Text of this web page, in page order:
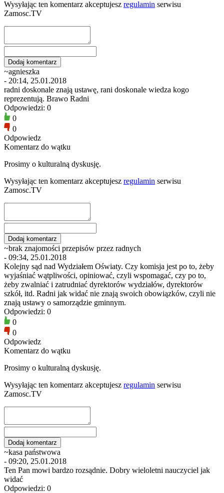
Wysyłając ten komentarz akceptujesz regulamin serwisu
Zamosc.TV
~agnieszka
- 20:14, 25.01.2018
radni doskonale znają ustawę, rani doskonale wiedza kogo
reprezentują. Brawo Radni
Odpowiedzi: 0
0
0
Odpowiedz
Komentarz do wątku
Prosimy o kulturalną dyskusję.
Wysyłając ten komentarz akceptujesz regulamin serwisu
Zamosc.TV
~brak znajomości przepisów przez radnych
- 09:34, 25.01.2018
Kolejny sąd nad Wydziałem Oświaty. Czy komisja jest po to, żeby
wyjaśniać wątpliwości, opiniować, czyli wspomagać, czy po to,
żeby zwalniać i zatrudniać dyrektorów wydziałów, dyrektorów
szkół, itd. Radni jak widać nie znają swoich obowiązków, czyli nie
znają ustawy o samorządzie gminnym.
Odpowiedzi: 0
0
0
Odpowiedz
Komentarz do wątku
Prosimy o kulturalną dyskusję.
Wysyłając ten komentarz akceptujesz regulamin serwisu
Zamosc.TV
~kasa państwowa
- 09:20, 25.01.2018
Ten Pan mowi bardzo rozsądnie. Dobry wieloletni nauczyciel jak
widać
Odpowiedzi: 0